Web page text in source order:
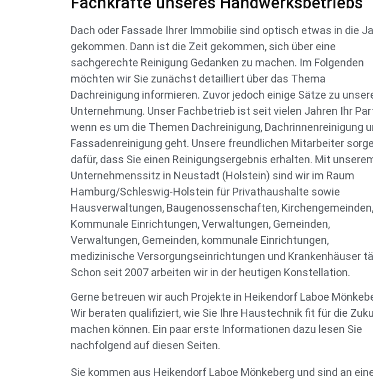
Dach oder Fassade Ihrer Immobilie sind optisch etwas in die
gekommen. Dann ist die Zeit gekommen, sich über eine
sachgerechte Reinigung Gedanken zu machen. Im Folgenden
möchten wir Sie zunächst detailliert über das Thema
Dachreinigung informieren. Zuvor jedoch einige Sätze zu
Unternehmung. Unser Fachbetrieb ist seit vielen Jahren Ihr
wenn es um die Themen Dachreinigung, Dachrinnenreinigung
Fassadenreinigung geht. Unsere freundlichen Mitarbeiter
dafür, dass Sie einen Reinigungsergebnis erhalten. Mit
Unternehmenssitz in Neustadt (Holstein) sind wir im Raum
Hamburg/Schleswig-Holstein für Privathaushalte sowie
Hausverwaltungen, Baugenossenschaften, Kirchengemeinden,
Kommunale Einrichtungen, Verwaltungen, Gemeinden,
Verwaltungen, Gemeinden, kommunale Einrichtungen,
medizinische Versorgungseinrichtungen und Krankenhäuser
Schon seit 2007 arbeiten wir in der heutigen Konstellation.
Gerne betreuen wir auch Projekte in Heikendorf Laboe
Wir beraten qualifiziert, wie Sie Ihre Haustechnik fit für die
machen können. Ein paar erste Informationen dazu lesen Sie
nachfolgend auf diesen Seiten.
Sie kommen aus Heikendorf Laboe Mönkeberg und sind an